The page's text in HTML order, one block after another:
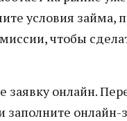
условия займа,
чтобы
заявку онлайн.
заполните онлайн-